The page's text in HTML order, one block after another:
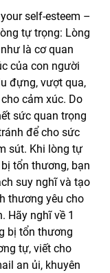
self-esteem –
tự trọng: Lòng
là cơ quan
của con người
đựng, vượt qua,
cảm xúc. Do
sức quan trọng
để cho sức
sút. Khi lòng tự
tổn thương, bạn
suy nghĩ và tạo
thương yêu cho
Hãy nghĩ về 1
bị tổn thương
tự, viết cho
an ủi, khuyên